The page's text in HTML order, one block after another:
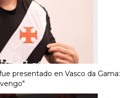
presentado en Vasco da Gama: